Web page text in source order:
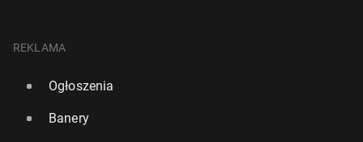
REKLAMA
Ogłoszenia
Banery